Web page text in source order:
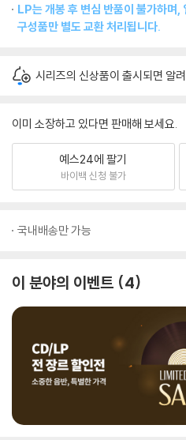
LP는 개봉 후 변심 반품이 불가하며,
구성품만 별도 교환 처리됩니다.
시리즈의 신상품이 출시되면 알
이미 소장하고 있다면 판매해 보세요.
예스24에 팔기
바이백 신청 불가
국내배송만 가능
이 분야의 이벤트 4